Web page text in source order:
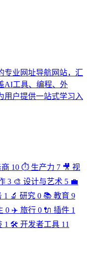
专业网址导航网站，汇
AI工具、编程、外
用户提供一站式学习入
10 ⏱️ 生产力 7 🎥 视
3 🎨 设计与艺术 5 💼
1 🔬 研究 0 📚 教育 9
0 ✈️ 旅行 0 🔌 插件 1
1 🛠️ 开发者工具 11